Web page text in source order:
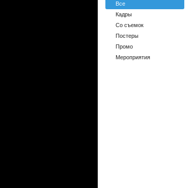
Все
Кадры
Со съемок
Постеры
Промо
Мероприятия